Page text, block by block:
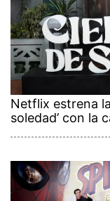
Netflix estrena
soledad’ con la